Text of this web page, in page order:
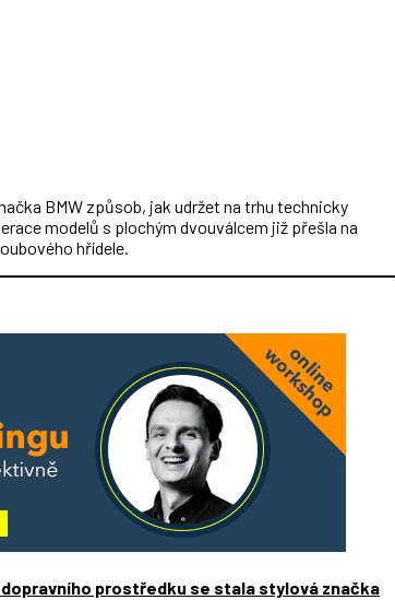
BMW způsob, jak udržet na trhu technicky
modelů s plochým dvouválcem již přešla na
hřídele.
prostředku se stala stylová značka